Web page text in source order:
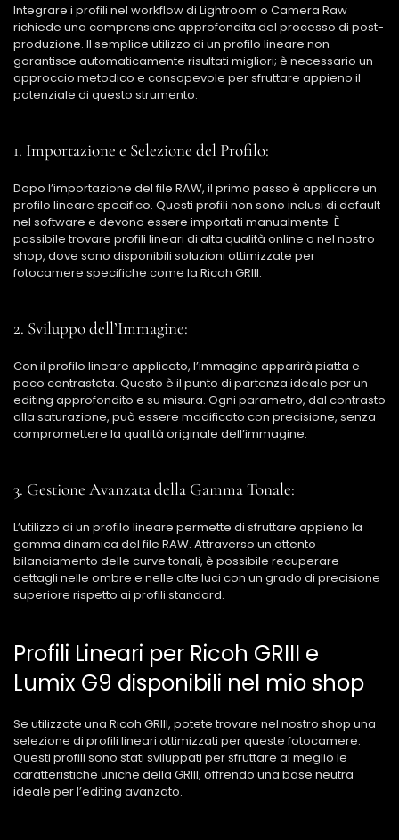
Integrare i profili nel workflow di Lightroom o Camera Raw
richiede una comprensione approfondita del processo di post-
produzione. Il semplice utilizzo di un profilo lineare non
garantisce automaticamente risultati migliori; è necessario un
approccio metodico e consapevole per sfruttare appieno il
potenziale di questo strumento.
1. Importazione e Selezione del Profilo:
Dopo l’importazione del file RAW, il primo passo è applicare un
profilo lineare specifico. Questi profili non sono inclusi di default
nel software e devono essere importati manualmente. È
possibile trovare profili lineari di alta qualità online o nel nostro
shop, dove sono disponibili soluzioni ottimizzate per
fotocamere specifiche come la Ricoh GRIII.
2. Sviluppo dell’Immagine:
Con il profilo lineare applicato, l’immagine apparirà piatta e
poco contrastata. Questo è il punto di partenza ideale per un
editing approfondito e su misura. Ogni parametro, dal contrasto
alla saturazione, può essere modificato con precisione, senza
compromettere la qualità originale dell’immagine.
3. Gestione Avanzata della Gamma Tonale:
L’utilizzo di un profilo lineare permette di sfruttare appieno la
gamma dinamica del file RAW. Attraverso un attento
bilanciamento delle curve tonali, è possibile recuperare
dettagli nelle ombre e nelle alte luci con un grado di precisione
superiore rispetto ai profili standard.
Profili Lineari per Ricoh GRIII e
Lumix G9 disponibili nel mio shop
Se utilizzate una Ricoh GRIII, potete trovare nel nostro shop una
selezione di profili lineari ottimizzati per queste fotocamere.
Questi profili sono stati sviluppati per sfruttare al meglio le
caratteristiche uniche della GRIII, offrendo una base neutra
ideale per l’editing avanzato.